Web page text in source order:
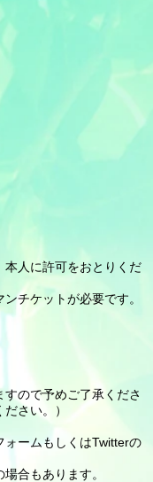
人に許可をおとりくだ
チケットが必要です。
ので予めご了承くださ
さい。）
ォームもしくはTwitterの
合もあります。